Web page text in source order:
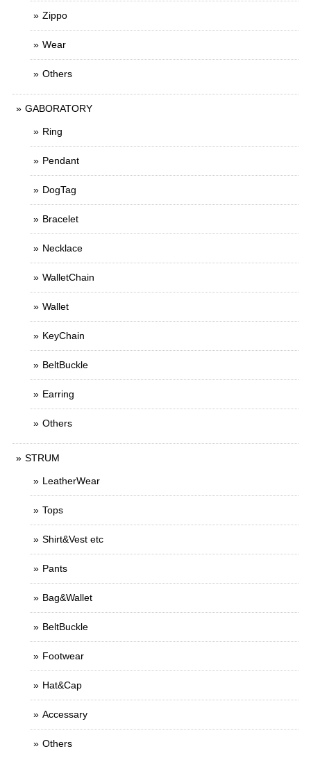
Zippo
Wear
Others
GABORATORY
Ring
Pendant
DogTag
Bracelet
Necklace
WalletChain
Wallet
KeyChain
BeltBuckle
Earring
Others
STRUM
LeatherWear
Tops
Shirt&Vest etc
Pants
Bag&Wallet
BeltBuckle
Footwear
Hat&Cap
Accessary
Others